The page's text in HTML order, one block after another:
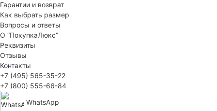
Гарантии и возврат
Как выбрать размер
Вопросы и ответы
О “ПокупкаЛюкс”
Реквизиты
Отзывы
Контакты
+7 (495) 565-35-22
+7 (800) 555-66-84
WhatsApp